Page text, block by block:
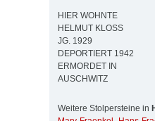
HIER WOHNTE
HELMUT KLOSS
JG. 1929
DEPORTIERT 1942
ERMORDET IN
AUSCHWITZ
Weitere Stolpersteine in